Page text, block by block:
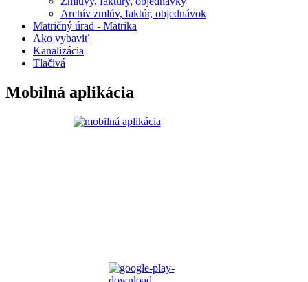
Archív zmlúv, faktúr, objednávok
Matričný úrad - Matrika
Ako vybaviť
Kanalizácia
Tlačivá
Mobilná aplikácia